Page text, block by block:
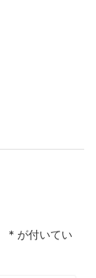
* が付いてい